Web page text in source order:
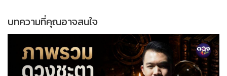
บทความที่คุณอาจสนใจ